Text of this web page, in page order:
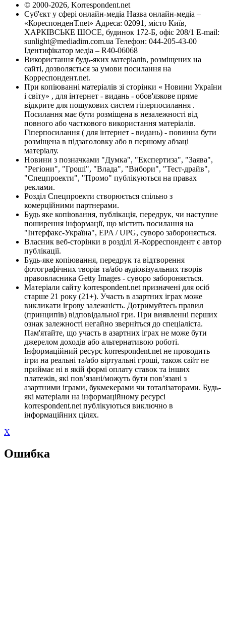
© 2000-2026, Korrespondent.net
Суб'єкт у сфері онлайн-медіа Назва онлайн-медіа –
«КореспонденТ.net» Адреса: 02091, місто Київ,
ХАРКІВСЬКЕ ШОСЕ, будинок 172-Б, офіс 208/1 E-mail:
sunlight@mediadim.com.ua Телефон: 044-205-43-00
Ідентифікатор медіа – R40-06068
Використання будь-яких матеріалів, розміщених на
сайті, дозволяється за умови посилання на
Корреспондент.net.
При копіюванні матеріалів зі сторінки « Новини України
і світу» , для інтернет - видань - обов'язкове пряме
відкрите для пошукових систем гіперпосилання .
Посилання має бути розміщена в незалежності від
повного або часткового використання матеріалів.
Гіперпосилання ( для інтернет - видань) - повинна бути
розміщена в підзаголовку або в першому абзаці
матеріалу.
Новини з позначками "Думка", "Експертиза", "Заява",
"Регіони", "Гроші", "Влада", "Вибори", "Тест-драйв",
"Спецпроекти", "Промо" публікуються на правах
реклами.
Розділ Спецпроекти створюється спільно з
комерційними партнерами.
Будь яке копіювання, публікація, передрук, чи наступне
поширення інформації, що містить посилання на
"Інтерфакс-Україна", EPA / UPG, суворо забороняється.
Власник веб-сторінки в розділі Я-Корреспондент є автор
публікації.
Будь-яке копіювання, передрук та відтворення
фотографічних творів та/або аудіовізуальних творів
правовласника Getty Images - суворо забороняється.
Матеріали сайту korrespondent.net призначені для осіб
старше 21 року (21+). Участь в азартних іграх може
викликати ігрову залежність. Дотримуйтесь правил
(принципів) відповідальної гри. При виявленні перших
ознак залежності негайно зверніться до спеціаліста.
Пам'ятайте, що участь в азартних іграх не може бути
джерелом доходів або альтернативою роботі.
Інформаційний ресурс korrespondent.net не проводить
ігри на реальні та/або віртуальні гроші, також сайт не
приймає ні в якій формі оплату ставок та інших
платежів, які пов’язані/можуть бути пов’язані з
азартними іграми, букмекерами чи тоталізаторами. Будь-
які матеріали на інформаційному ресурсі
korrespondent.net публікуються виключно в
інформаційних цілях.
X
Ошибка